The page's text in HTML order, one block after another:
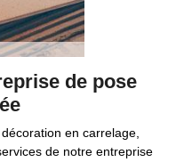
de pose
en carrelage,
de notre entreprise